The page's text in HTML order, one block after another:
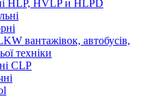
HLP, HVLP и HLPD
вантажівок, автобусів,
техніки
CLP